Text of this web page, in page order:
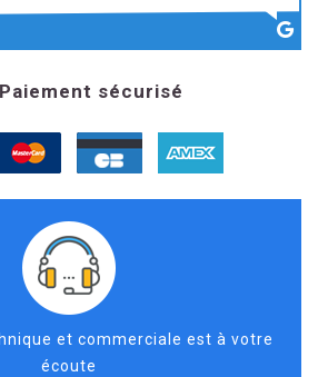
Paiement sécurisé
et commerciale est à votre
écoute